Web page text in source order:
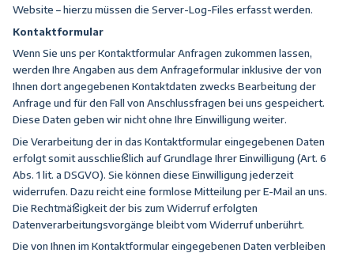
Website – hierzu müssen die Server-Log-Files erfasst werden.
Kontaktformular
Wenn Sie uns per Kontaktformular Anfragen zukommen lassen,
werden Ihre Angaben aus dem Anfrageformular inklusive der von
Ihnen dort angegebenen Kontaktdaten zwecks Bearbeitung der
Anfrage und für den Fall von Anschlussfragen bei uns gespeichert.
Diese Daten geben wir nicht ohne Ihre Einwilligung weiter.
Die Verarbeitung der in das Kontaktformular eingegebenen Daten
erfolgt somit ausschließlich auf Grundlage Ihrer Einwilligung (Art. 6
Abs. 1 lit. a DSGVO). Sie können diese Einwilligung jederzeit
widerrufen. Dazu reicht eine formlose Mitteilung per E-Mail an uns.
Die Rechtmäßigkeit der bis zum Widerruf erfolgten
Datenverarbeitungsvorgänge bleibt vom Widerruf unberührt.
Die von Ihnen im Kontaktformular eingegebenen Daten verbleiben